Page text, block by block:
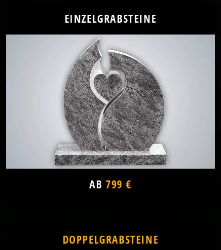
EINZELGRABSTEINE
AB 799 €
DOPPELGRABSTEINE